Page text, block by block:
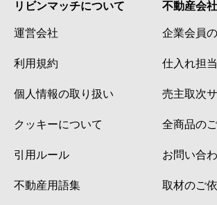
リビンマッチについて
運営会社
利用規約
個人情報の取り扱い
クッキーについて
引用ルール
不動産用語集
不動産会
企業会員
仕入れ担
売主取次
全商品の
お問い合
取材のご